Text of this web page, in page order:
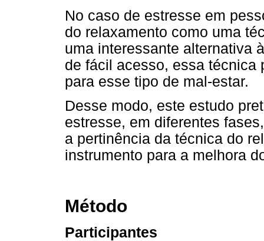
No caso de estresse em
do relaxamento como uma
uma interessante alternativa
de fácil acesso, essa técnica
para esse tipo de mal-estar.
Desse modo, este estudo
estresse, em diferentes
a pertinência da técnica do
instrumento para a melhora
Método
Participantes